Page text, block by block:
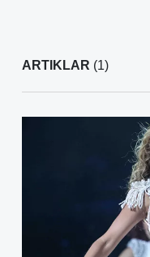
ARTIKLAR (1)